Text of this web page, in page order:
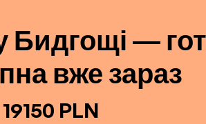
Бидгощі —
вже зараз
19150 PLN